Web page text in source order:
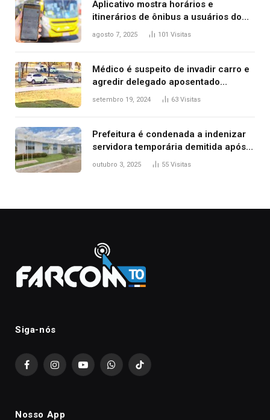
Aplicativo mostra horários e
itinerários de ônibus a usuários do
transporte público de Palmas; confira
agosto 7, 2025 101 Visitas
Médico é suspeito de invadir carro e
agredir delegado aposentado
durante confusão no trânsito
setembro 19, 2024 63 Visitas
Prefeitura é condenada a indenizar
servidora temporária demitida após
nascimento da filha
outubro 3, 2025 55 Visitas
Siga-nós
FacebookInstagramYouTubeWhatsAppTikTok
Nosso App